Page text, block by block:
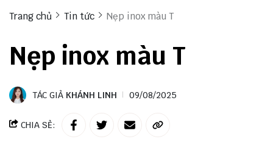
Trang chủ Tin tức Nẹp inox màu T
Nẹp inox màu T
TÁC GIẢ KHÁNH LINH 09/08/2025
CHIA SẺ: